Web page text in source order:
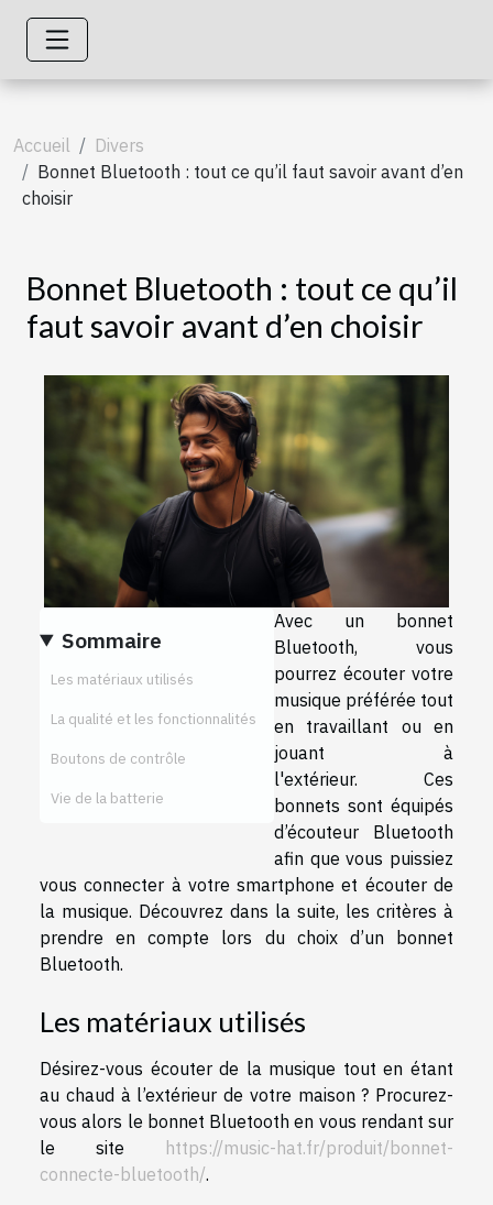
Accueil
Divers
Bonnet Bluetooth : tout ce qu’il faut savoir avant d’en
choisir
Bonnet Bluetooth : tout ce qu’il
faut savoir avant d’en choisir
Sommaire
Les matériaux utilisés
La qualité et les fonctionnalités
Boutons de contrôle
Vie de la batterie
Avec un bonnet
Bluetooth, vous
pourrez écouter votre
musique préférée tout
en travaillant ou en
jouant à
l'extérieur. Ces
bonnets sont équipés
d’écouteur Bluetooth
afin que vous puissiez
vous connecter à votre smartphone et écouter de
la musique. Découvrez dans la suite, les critères à
prendre en compte lors du choix d’un bonnet
Bluetooth.
Les matériaux utilisés
Désirez-vous écouter de la musique tout en étant
au chaud à l’extérieur de votre maison ? Procurez-
vous alors le bonnet Bluetooth en vous rendant sur
le site https://music-hat.fr/produit/bonnet-
connecte-bluetooth/.